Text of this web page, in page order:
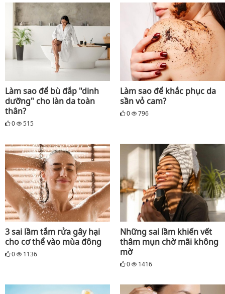
Làm sao để bù đắp "dinh
dưỡng" cho làn da toàn
thân?
0 515
Làm sao để khắc phục da
sần vỏ cam?
0 796
3 sai lầm tắm rửa gây hại
cho cơ thể vào mùa đông
0 1136
Những sai lầm khiến vết
thâm mụn chờ mãi không
mờ
0 1416